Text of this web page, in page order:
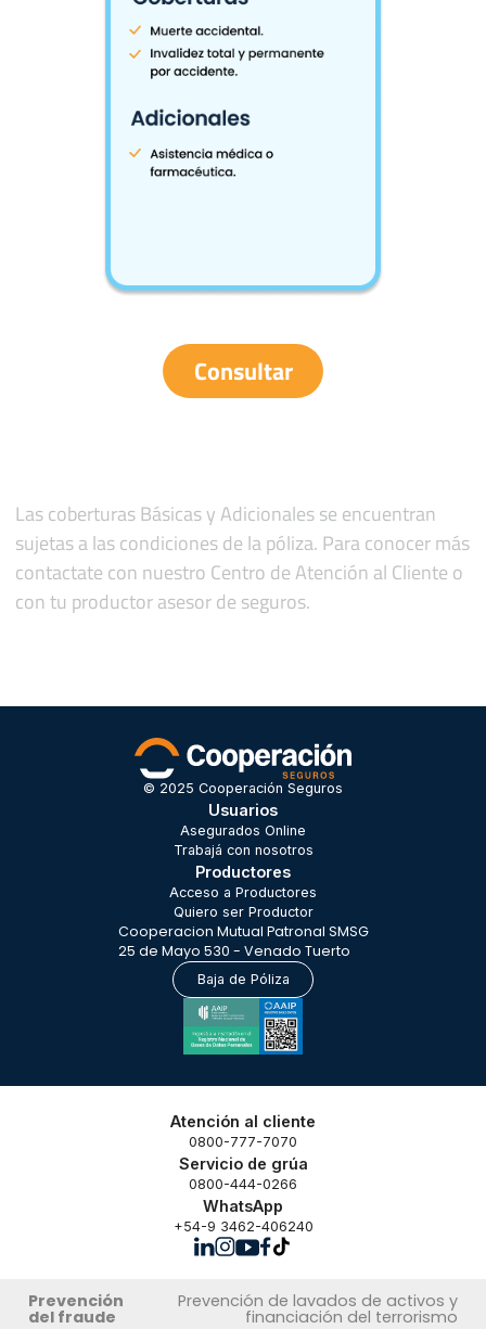
Consultar
Las coberturas Básicas y Adicionales se encuentran
sujetas a las condiciones de la póliza. Para conocer más
contactate con nuestro Centro de Atención al Cliente o
con tu productor asesor de seguros.
© 2025 Cooperación Seguros
Usuarios
Asegurados Online
Trabajá con nosotros
Productores
Acceso a Productores
Quiero ser Productor
Cooperacion Mutual Patronal SMSG
25 de Mayo 530 - Venado Tuerto
Baja de Póliza
Atención al cliente
0800-777-7070
Servicio de grúa
0800-444-0266
WhatsApp
+54-9 3462-406240
Prevención
del fraude
Prevención de lavados de activos y
financiación del terrorismo